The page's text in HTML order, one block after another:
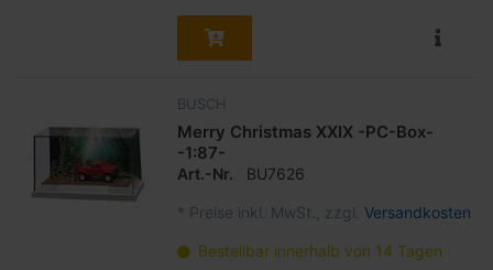
BUSCH
Merry Christmas XXIX -PC-Box-
-1:87-
Art.-Nr. BU7626
* Preise inkl. MwSt., zzgl. Versandkosten
Bestellbar innerhalb von 14 Tagen